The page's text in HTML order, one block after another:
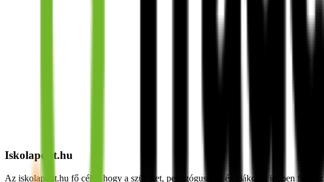
Iskolapont.hu
Az iskolapont.hu fő célja, hogy a szülőket, pedagógusokat és diákokat időben